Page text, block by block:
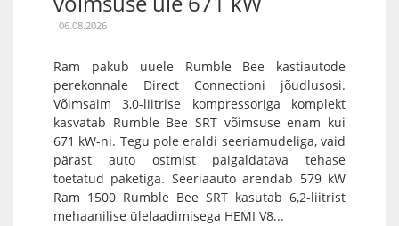
06.08.2026
Ram pakub uuele Rumble Bee kastiautode
perekonnale Direct Connectioni jõudlusosi.
Võimsaim 3,0-liitrise kompressoriga komplekt
kasvatab Rumble Bee SRT võimsuse enam kui
671 kW-ni. Tegu pole eraldi seeriamudeliga, vaid
pärast auto ostmist paigaldatava tehase
toetatud paketiga. Seeriaauto arendab 579 kW
Ram 1500 Rumble Bee SRT kasutab 6,2-liitrist
mehaanilise ülelaadimisega HEMI V8...